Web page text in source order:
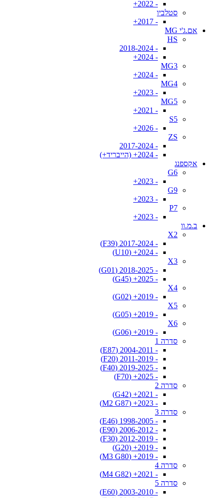
- 2022+
סטלביו
- 2017+
אם.ג'י MG
HS
- 2018-2024
- 2024+
MG3
- 2024+
MG4
- 2023+
MG5
- 2021+
S5
- 2026+
ZS
- 2017-2024
- 2024+ (הייבריד+)
אקספנג
G6
- 2023+
G9
- 2023+
P7
- 2023+
ב.מ.וו
X2
- 2017-2024 (F39)
- 2024+ (U10)
X3
- 2018-2025 (G01)
- 2025+ (G45)
X4
- 2019+ (G02)
X5
- 2019+ (G05)
X6
- 2019+ (G06)
סדרה 1
- 2004-2011 (E87)
- 2011-2019 (F20)
- 2019-2025 (F40)
- 2025+ (F70)
סדרה 2
- 2021+ (G42)
- 2023+ (M2 G87)
סדרה 3
- 1998-2005 (E46)
- 2006-2012 (E90)
- 2012-2019 (F30)
- 2019+ (G20)
- 2019+ (M3 G80)
סדרה 4
- 2021+ (M4 G82)
סדרה 5
- 2003-2010 (E60)